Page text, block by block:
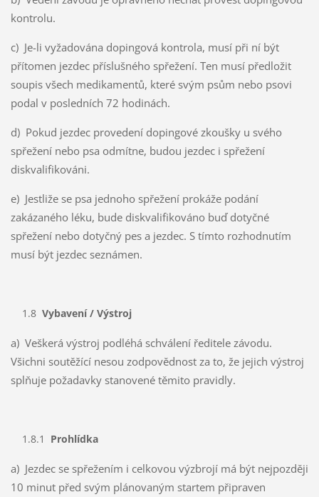
kontrolu.
c) Je-li vyžadována dopingová kontrola, musí při ní být
přítomen jezdec příslušného spřežení. Ten musí předložit
soupis všech medikamentů, které svým psům nebo psovi
podal v posledních 72 hodinách.
d) Pokud jezdec provedení dopingové zkoušky u svého
spřežení nebo psa odmítne, budou jezdec i spřežení
diskvalifikováni.
e) Jestliže se psa jednoho spřežení prokáže podání
zakázaného léku, bude diskvalifikováno buď dotyčné
spřežení nebo dotyčný pes a jezdec. S tímto rozhodnutím
musí být jezdec seznámen.
1.8 Vybavení / Výstroj
a) Veškerá výstroj podléhá schválení ředitele závodu.
Všichni soutěžící nesou zodpovědnost za to, že jejich výstroj
splňuje požadavky stanovené těmito pravidly.
1.8.1 Prohlídka
a) Jezdec se spřežením i celkovou výzbrojí má být nejpozději
10 minut před svým plánovaným startem připraven